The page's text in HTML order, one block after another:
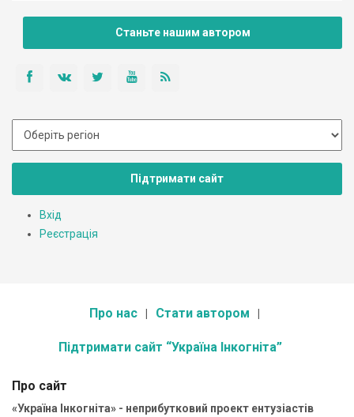
Станьте нашим автором
Підтримати сайт
Вхід
Реєстрація
Про нас Стати автором
Підтримати сайт “Україна Інкогніта”
Про сайт
«Україна Інкогніта» - неприбутковий проект ентузіастів